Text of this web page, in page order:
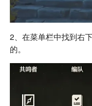
2、在菜单栏中找到右
的。